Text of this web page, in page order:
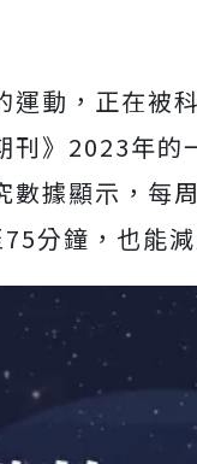
動，正在被
刊》2023年的
數據顯示，每
分鐘，也能